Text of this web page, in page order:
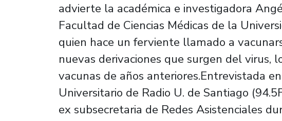
advierte la académica e investigadora
Facultad de Ciencias Médicas de la
quien hace un ferviente llamado a
nuevas derivaciones que surgen del virus,
vacunas de años anteriores.Entrevistada
Universitario de Radio U. de Santiago
ex subsecretaria de Redes Asistenciales